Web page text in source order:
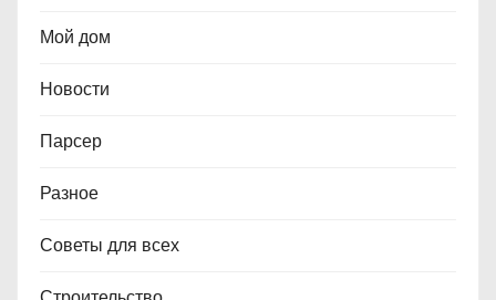
Мой дом
Новости
Парсер
Разное
Советы для всех